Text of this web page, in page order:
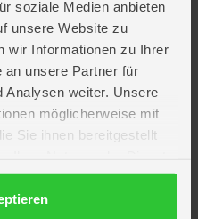
soziale Medien anbieten
unsere Website zu
wir Informationen zu Ihrer
an unsere Partner für
Analysen weiter. Unsere
möglicherweise mit
Sie ihnen bereitgestellt
verpassen
& Vorteile sichern
Anmelden
& Gewinnspiele